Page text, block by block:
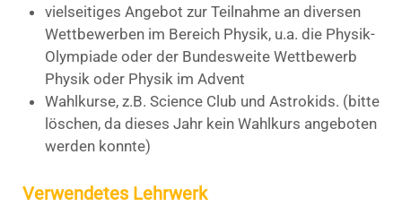
vielseitiges Angebot zur Teilnahme an diversen
Wettbewerben im Bereich Physik, u.a. die Physik-
Olympiade oder der Bundesweite Wettbewerb
Physik oder Physik im Advent
Wahlkurse, z.B. Science Club und Astrokids. (bitte
löschen, da dieses Jahr kein Wahlkurs angeboten
werden konnte)
Verwendetes Lehrwerk